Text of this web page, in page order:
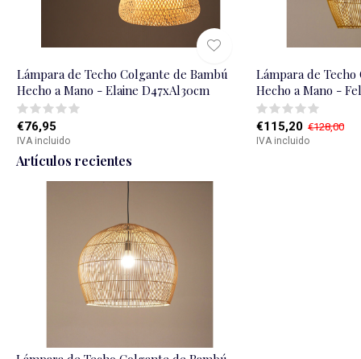
Lámpara de Techo Colgante de Bambú
Hecho a Mano - Elaine D47xAl30cm
€76,95
IVA incluido
Lámpara de
Hecho a Mano -
€115,20 €128,00
IVA incluido
Artículos recientes